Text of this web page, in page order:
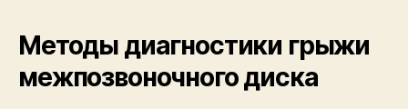
Методы диагностики грыжи
межпозвоночного диска